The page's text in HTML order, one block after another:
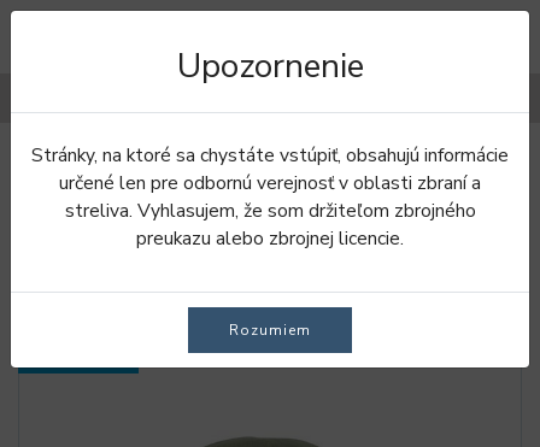
Úvod Pokrývky hlavy Baretky
BARETKY
Upozornenie
Stránky, na ktoré sa chystáte vstúpiť, obsahujú informácie
určené len pre odbornú verejnosť v oblasti zbraní a
streliva. Vyhlasujem, že som držiteľom zbrojného
preukazu alebo zbrojnej licencie.
Rozumiem